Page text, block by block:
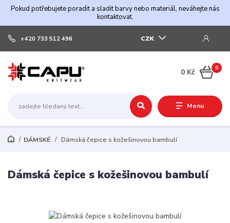
Pokud potřebujete poradit a sladit barvy nebo materiál, neváhejte nás
kontaktovat.
Menu
CZK
+420 733 512 496
0
0 Kč
DÁMSKÉ Dámská čepice s kožešinovou bambulí
Dámská čepice s kožešinovou bambulí